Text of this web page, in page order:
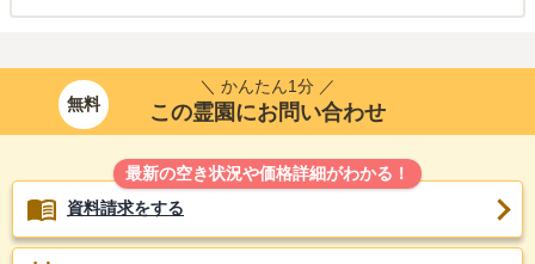
無料
＼ かんたん1分 ／
この霊園にお問い合わせ
最新の空き状況や価格詳細がわかる！
資料請求をする